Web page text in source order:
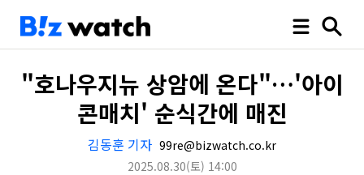
"호나우지뉴 상암에 온다"…'아이
콘매치' 순식간에 매진
김동훈 기자 99re@bizwatch.co.kr
2025.08.30(토) 14:00